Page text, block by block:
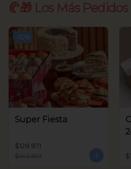
🥐🎁 Los Más Pedidos
10 %
Super Fiesta
$128.871
$143.190